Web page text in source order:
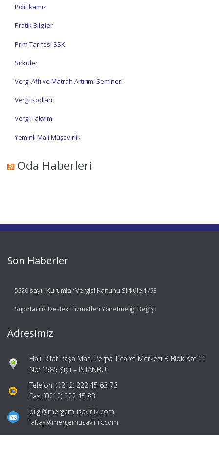
Politikamız
Pratik Bilgiler
Prim Tarifesi SSK
Sirküler
Vergi Affı ve Matrah Artırımı Semineri
Vergi Kodları
Vergi Takvimi
Yeminli Mali Müşavirlik
Oda Haberleri
Son Haberler
5520 sayılı Kurumlar Vergisi Kanunu Sirküleri /73
Sigortacılık Destek Hizmetleri Yönetmeliği Değişti
Adresimiz
Halil Rıfat Paşa Mah. Perpa Ticaret Merkezi B Blok Kat:11
No: 1585 Şişli – İSTANBUL
Telefon: (0212) 222 45 63-73
Fax: (0212) 222 45 83
bilgi@mergemusavirlik.com
ialtay@mergemusavirlik.com